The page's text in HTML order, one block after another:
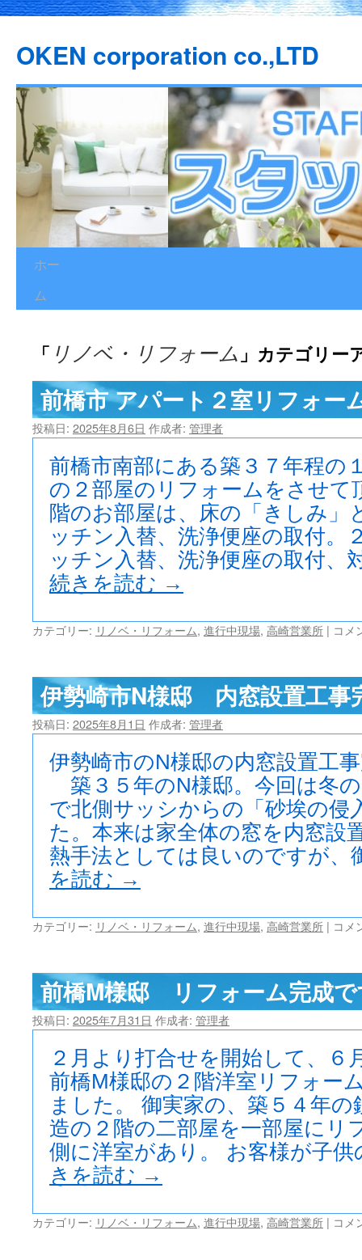
OKEN corporation co.,LTD
へ
ホー
ム
「 リノベ・リフォーム 」カテゴリー
前橋市 アパート２室リフォー
投稿日: 2025年8月6日 作成者: 管理者
前橋市南部にある築３７年程の
の２部屋のリフォームをさせ
階のお部屋は、床の「きしみ」
ッチン入替、洗浄便座の取付。
ッチン入替、洗浄便座の取付
続きを読む →
カテゴリー: リノベ・リフォーム, 進行中現場, 高崎営業所 | 前
ア
パ
ー
室
リ
フ
ォ
ー
ム
は
コメ
伊勢崎市N様邸 内窓設置工事
投稿日: 2025年8月1日 作成者: 管理者
伊勢崎市のN様邸の内窓設置工
築３５年のN様邸。今回は冬
で北側サッシからの「砂埃の侵
た。本来は家全体の窓を内窓設
熱手法としては良いのですが
を読む →
カテゴリー: リノベ・リフォーム, 進行中現場, 高崎営業所 | 伊
市
N
様
窓
設
置
工
事
完
了
で
コメ
前橋M様邸 リフォーム完成
投稿日: 2025年7月31日 作成者: 管理者
２月より打合せを開始して、６
前橋M様邸の２階洋室リフォー
ました。 御実家の、築５４年
造の２階の二部屋を一部屋にリ
側に洋室があり。 お客様が子
きを読む →
カテゴリー: リノベ・リフォーム, 進行中現場, 高崎営業所 | 前
コメ